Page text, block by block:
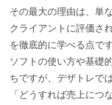
その最大の理由は、単
クライアントに評価さ
を徹底的に学べる点で
ソフトの使い方や基礎
ちですが、デザトレで
「どうすれば売上につ